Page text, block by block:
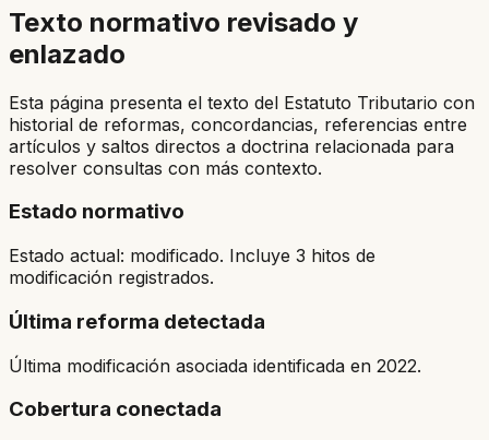
Texto normativo revisado y
enlazado
Esta página presenta el texto del Estatuto Tributario con
historial de reformas, concordancias, referencias entre
artículos y saltos directos a doctrina relacionada para
resolver consultas con más contexto.
Estado normativo
Estado actual: modificado. Incluye 3 hitos de
modificación registrados.
Última reforma detectada
Última modificación asociada identificada en 2022.
Cobertura conectada